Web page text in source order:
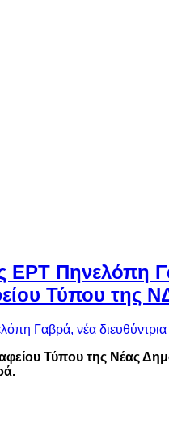
ΕΡΤ Πηνελόπη
Τύπου της
Τύπου της Νέας